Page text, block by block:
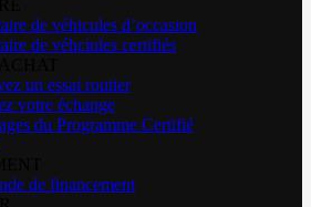
de véhicules d’occasion
de véhciules certifiés
un essai routier
votre échange
du Programme Certifié
de financement